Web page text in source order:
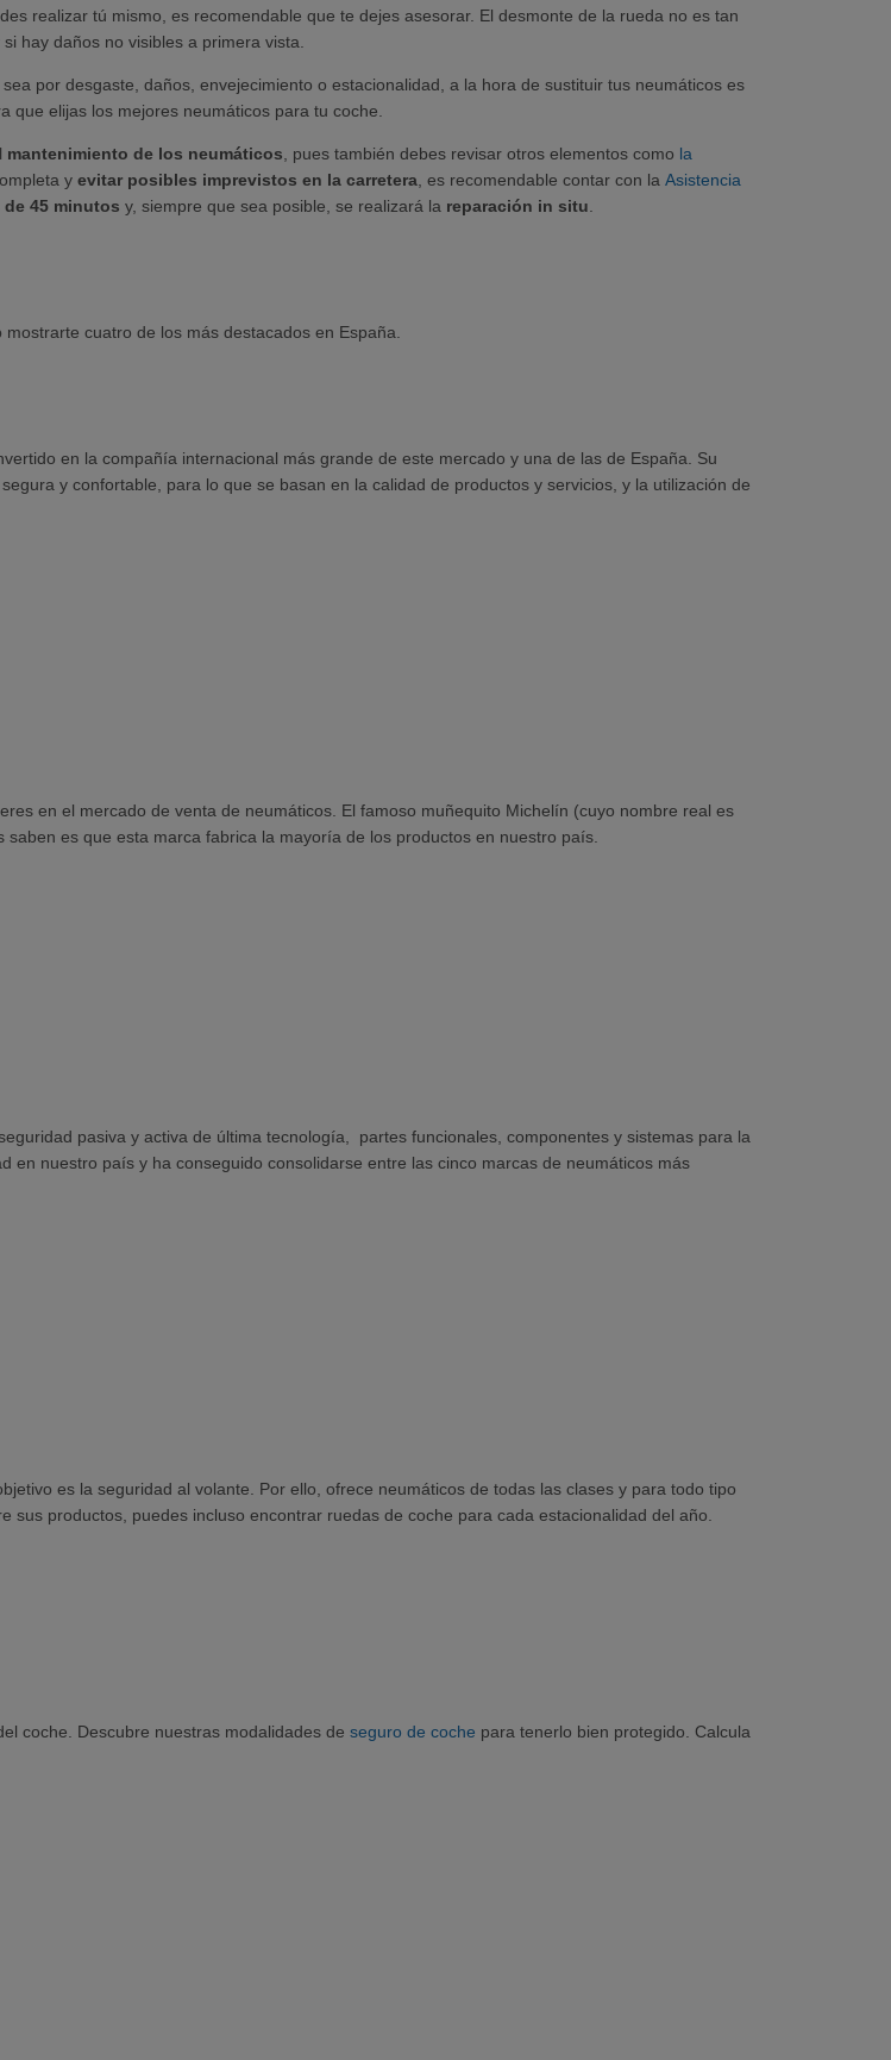
realizar tú mismo, es recomendable que te dejes asesorar. El desmonte de la rueda no es tan
hay daños no visibles a primera vista.
por desgaste, daños, envejecimiento o estacionalidad, a la hora de sustituir tus neumáticos es
que elijas los mejores neumáticos para tu coche.
mantenimiento de los neumáticos , pues también debes revisar otros elementos como la
yevitar posibles imprevistos en la carretera , es recomendable contar con la Asistencia
45 minutos y, siempre que sea posible, se realizará la reparación in situ
cuatro de los más destacados en España.
en la compañía internacional más grande de este mercado y una de las de España. Su
y confortable, para lo que se basan en la calidad de productos y servicios, y la utilización de
en el mercado de venta de neumáticos. El famoso muñequito Michelín (cuyo nombre real es
es que esta marca fabrica la mayoría de los productos en nuestro país.
pasiva y activa de última tecnología, partes funcionales, componentes y sistemas para la
en nuestro país y ha conseguido consolidarse entre las cinco marcas de neumáticos más
es la seguridad al volante. Por ello, ofrece neumáticos de todas las clases y para todo tipo
productos, puedes incluso encontrar ruedas de coche para cada estacionalidad del año.
coche. Descubre nuestras modalidades de seguro de coche para tenerlo bien protegido. Calcula